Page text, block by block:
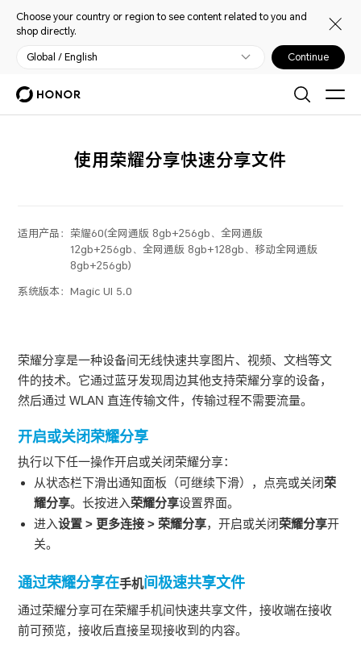
Choose your country or region to see content related to you and
shop directly.
Global / English Continue
使用荣耀分享快速分享文件
适用产品： 荣耀60(全网通版 8gb+256gb、全网通版
12gb+256gb、全网通版 8gb+128gb、移动全网通版
8gb+256gb)
系统版本：Magic UI 5.0
荣耀分享是一种设备间无线快速共享图片、视频、文档等文
件的技术。它通过蓝牙发现周边其他支持荣耀分享的设备，
然后通过WLAN 直连传输文件，传输过程不需要流量。
开启或关闭荣耀分享
执行以下任一操作开启或关闭荣耀分享：
从状态栏下滑出通知面板（可继续下滑），点亮或关闭荣
耀分享。长按进入荣耀分享设置界面。
进入设置 > 更多连接 > 荣耀分享，开启或关闭荣耀分享开
关。
通过荣耀分享在手机间极速共享文件
通过荣耀分享可在荣耀手机间快速共享文件，接收端在接收
前可预览，接收后直接呈现接收到的内容。